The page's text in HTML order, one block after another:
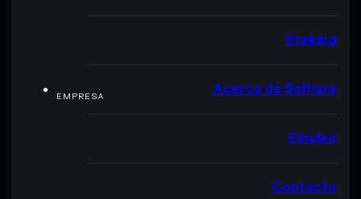
Staking
EMPRESA Acerca de Solflare
Empleo
Contacto